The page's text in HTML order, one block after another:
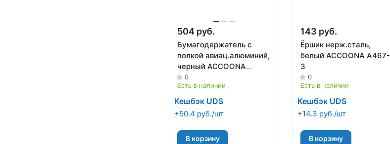
504 руб.
Бумагодержатель с
полкой авиац.алюминий,
черный ACCOONA
A11605-4
0
Есть в наличии
Кешбэк UDS
+50.4 руб./шт
В корзину
143 руб.
Ёршик нерж.сталь,
белый ACCOONA A467-
3
0
Есть в наличии
Кешбэк UDS
+14.3 руб./шт
В корзину